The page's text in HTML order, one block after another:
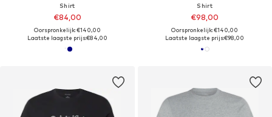
Shirt
€84,00
Oorspronkelijk: €140,00
Laatste laagste prijs:€84,00
Shirt
€98,00
Oorspronkelijk: €140,00
Laatste laagste prijs:€98,00